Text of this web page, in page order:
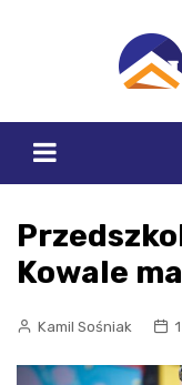
Kowale
Kamil Sośniak